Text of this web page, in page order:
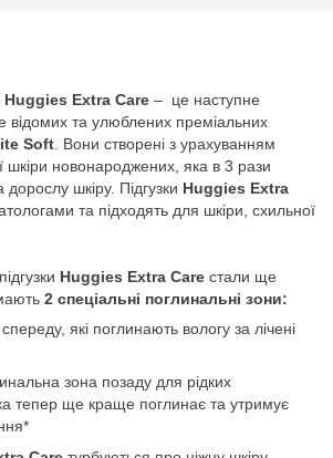
Huggies Extra Care – це наступне
відомих та улюблених преміальних
Soft . Вони створені з урахуванням
шкіри новонароджених, яка в 3 рази
шкіру. Підгузки Huggies Extra
та підходять для шкіри, схильної
Huggies Extra Care стали ще
2 спеціальні поглинальні зони:
які поглинають вологу за лічені
зона позаду для рідких
тепер ще краще поглинає та утримує